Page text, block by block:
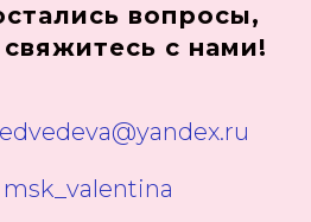
вопросы,
с нами!
msk_valentina